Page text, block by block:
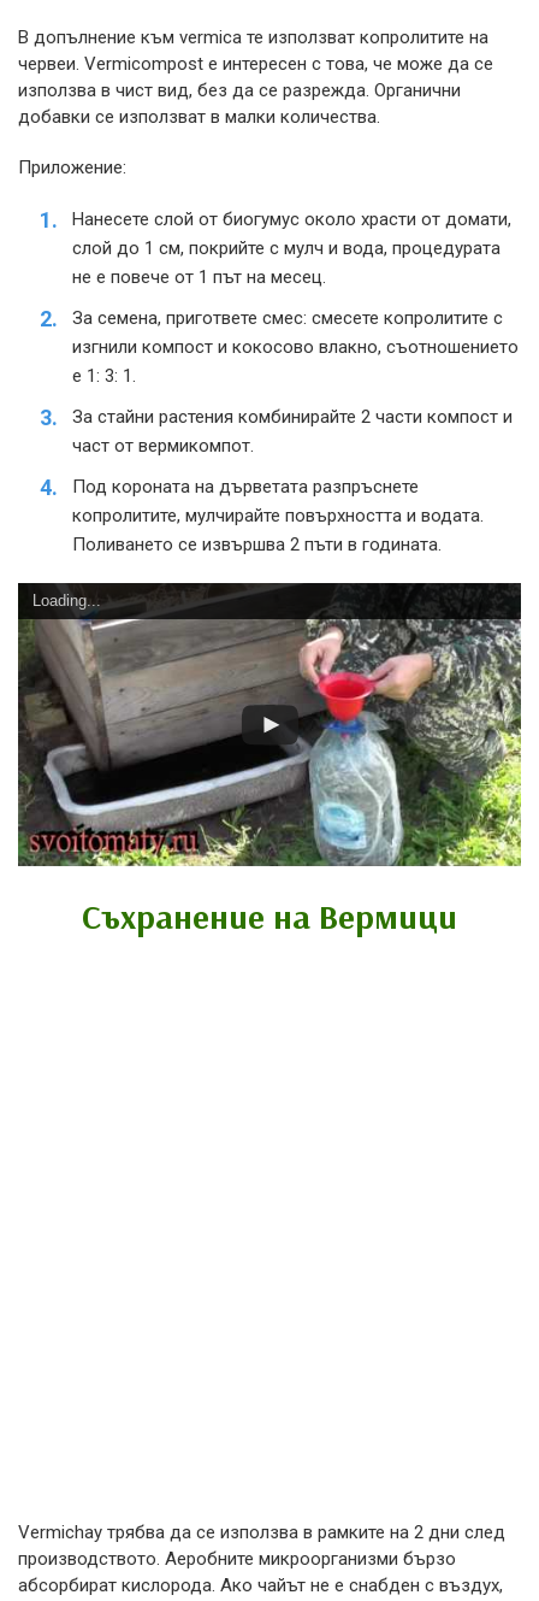
В допълнение към vermica те използват копролитите на
червеи. Vermicompost е интересен с това, че може да се
използва в чист вид, без да се разрежда. Органични
добавки се използват в малки количества.
Приложение:
Нанесете слой от биогумус около храсти от домати,
слой до 1 см, покрийте с мулч и вода, процедурата
не е повече от 1 път на месец.
За семена, пригответе смес: смесете копролитите с
изгнили компост и кокосово влакно, съотношението
е 1: 3: 1.
За стайни растения комбинирайте 2 части компост и
част от вермикомпот.
Под короната на дърветата разпръснете
копролитите, мулчирайте повърхността и водата.
Поливането се извършва 2 пъти в годината.
Loading...
Съхранение на Вермици
Vermichay трябва да се използва в рамките на 2 дни след
производството. Аеробните микроорганизми бързо
абсорбират кислорода. Ако чайът не е снабден с въздух,